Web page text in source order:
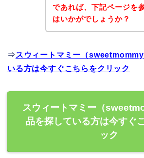
であれば、下記ページを
はいかがでしょうか？
⇒ スウィートマミー（
いる方は今すぐこちらをクリック
スウィートマミー（
品を探している方は今すぐ
ック